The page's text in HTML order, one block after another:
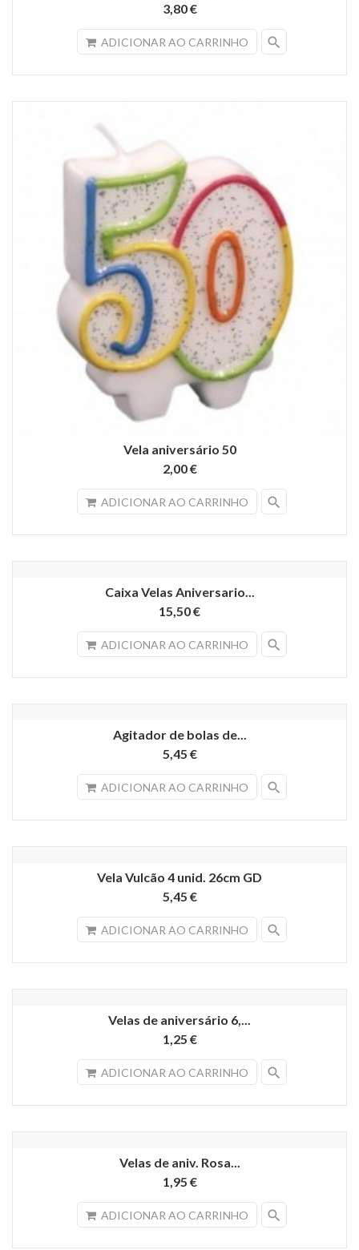
3,80 €
ADICIONAR AO CARRINHO search
Vela aniversário 50
2,00 €
ADICIONAR AO CARRINHO search
Caixa Velas Aniversario...
15,50 €
ADICIONAR AO CARRINHO search
Agitador de bolas de...
5,45 €
ADICIONAR AO CARRINHO search
Vela Vulcão 4 unid. 26cm GD
5,45 €
ADICIONAR AO CARRINHO search
Velas de aniversário 6,...
1,25 €
ADICIONAR AO CARRINHO search
Velas de aniv. Rosa...
1,95 €
ADICIONAR AO CARRINHO search